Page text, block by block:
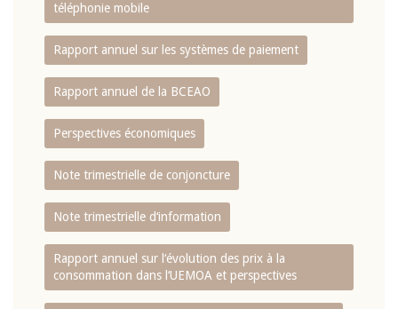
téléphonie mobile
Rapport annuel sur les systèmes de paiement
Rapport annuel de la BCEAO
Perspectives économiques
Note trimestrielle de conjoncture
Note trimestrielle d‘information
Rapport annuel sur l‘évolution des prix à la
consommation dans l‘UEMOA et perspectives